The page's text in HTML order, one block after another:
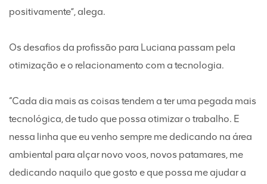
positivamente”, alega.
Os desafios da profissão para Luciana passam pela
otimização e o relacionamento com a tecnologia.
“Cada dia mais as coisas tendem a ter uma pegada mais
tecnológica, de tudo que possa otimizar o trabalho. E
nessa linha que eu venho sempre me dedicando na área
ambiental para alçar novo voos, novos patamares, me
dedicando naquilo que gosto e que possa me ajudar a